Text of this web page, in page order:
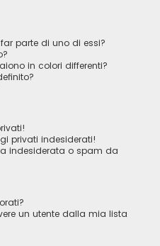
parte di uno di essi?
in colori differenti?
privati indesiderati!
indesiderata o spam da
un utente dalla mia lista